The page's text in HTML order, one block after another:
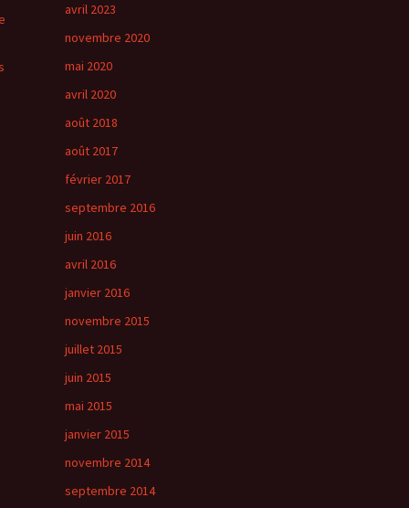
avril 2023
novembre 2020
mai 2020
avril 2020
août 2018
août 2017
février 2017
septembre 2016
juin 2016
avril 2016
janvier 2016
novembre 2015
juillet 2015
juin 2015
mai 2015
janvier 2015
novembre 2014
septembre 2014